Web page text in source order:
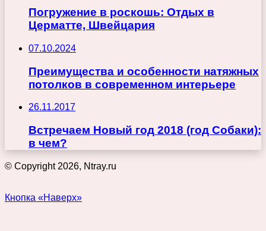
Погружение в роскошь: Отдых в
Церматте, Швейцария
07.10.2024
Преимущества и особенности натяжных
потолков в современном интерьере
26.11.2017
Встречаем Новый год 2018 (год Собаки):
в чем?
© Copyright 2026, Ntray.ru
Кнопка «Наверх»